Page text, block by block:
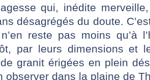
qui, inédite
désagrégés du doute.
reste pas moins qu’à
par leurs dimensions et
granit érigées en plein
observer dans la plaine de